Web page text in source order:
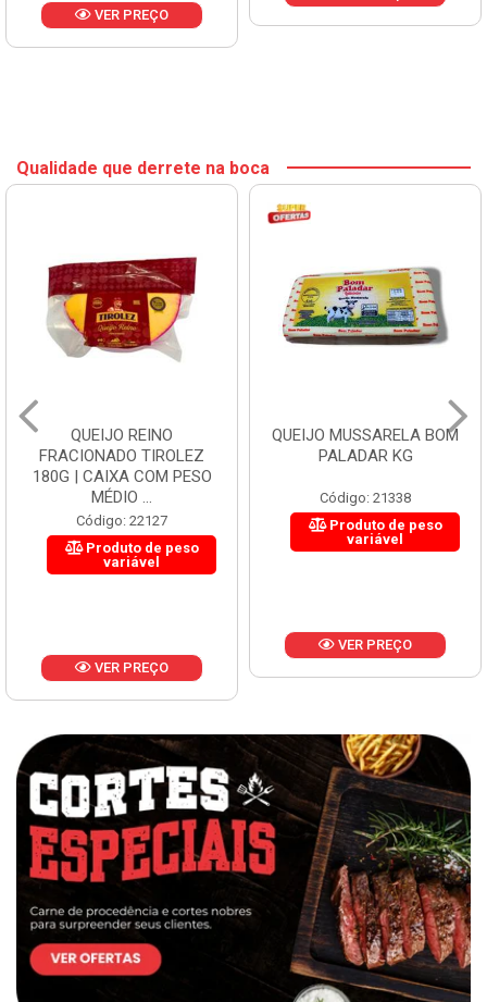
VER PREÇO
Qualidade que derrete na boca
QUEIJO REINO
FRACIONADO TIROLEZ
180G | CAIXA COM PESO
MÉDIO ...
Código: 22127
Produto de peso
variável
VER PREÇO
QUEIJO MUSSARELA BOM
PALADAR KG
Código: 21338
Produto de peso
variável
VER PREÇO